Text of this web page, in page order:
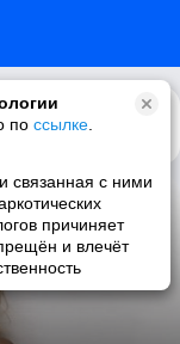
по ссылке
связанная с ними
причиняет
и влечёт